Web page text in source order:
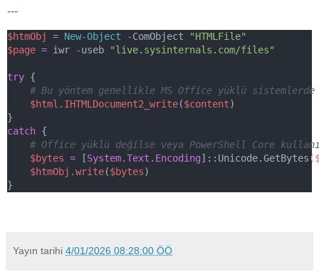
---
$htmObj = New-Object -ComObject
"HTMLFile"
$page = iwr -useb "live.sysinternals.com/files"
try {
# Bu yöntem genellikle MS Office yüklü sistemlerde
$html.IHTMLDocument2_write($content)
}
catch {
# Office yüklü değilse veya PowerShell Core
$bytes = [System.Text.Encoding]::Unicode.GetBytes(
$htmObj.write($bytes)
}
Yayın tarihi 4/01/2026 08:28:00 ÖÖ